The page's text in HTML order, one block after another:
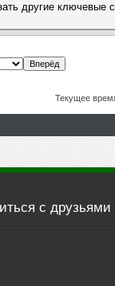
другие ключевые
Текущее
с друзьями